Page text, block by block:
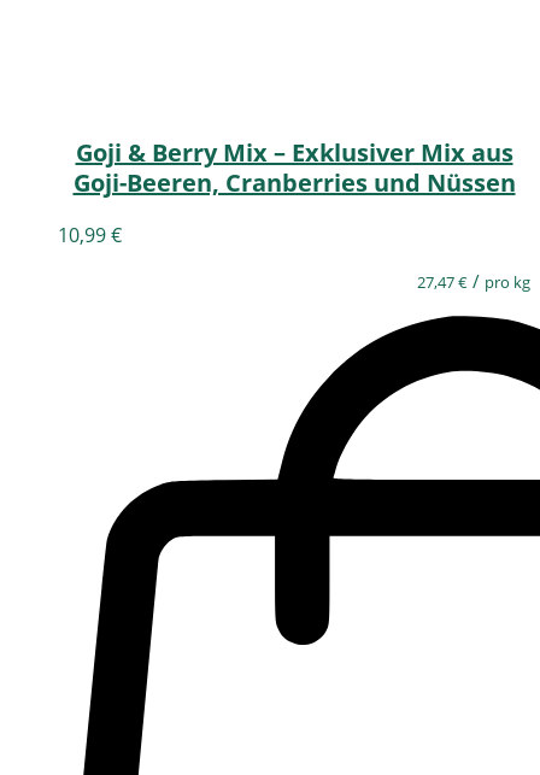
Goji & Berry Mix – Exklusiver Mix aus
Goji-Beeren, Cranberries und Nüssen
10,99€
27,47€ / pro kg